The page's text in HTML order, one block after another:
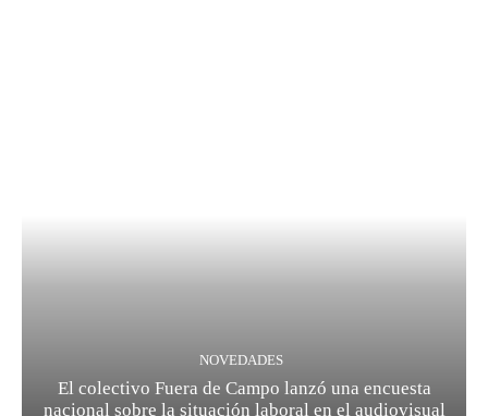
NOVEDADES
El colectivo Fuera de Campo lanzó una encuesta
nacional sobre la situación laboral en el audiovisual